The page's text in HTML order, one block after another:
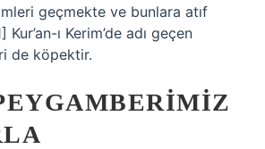
geçmekte ve bunlara atıf
Kur’an-ı Kerim’de adı geçen
de köpektir.